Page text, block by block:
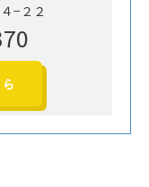
−２２